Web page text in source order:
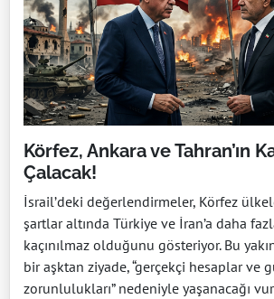
Körfez, Ankara ve Tahran’ın
Çalacak!
İsrail’deki değerlendirmeler, Körfez
şartlar altında Türkiye ve İran’a daha
kaçınılmaz olduğunu gösteriyor. Bu
bir aşktan ziyade, “gerçekçi hesaplar ve
zorunlulukları” nedeniyle yaşanacağı